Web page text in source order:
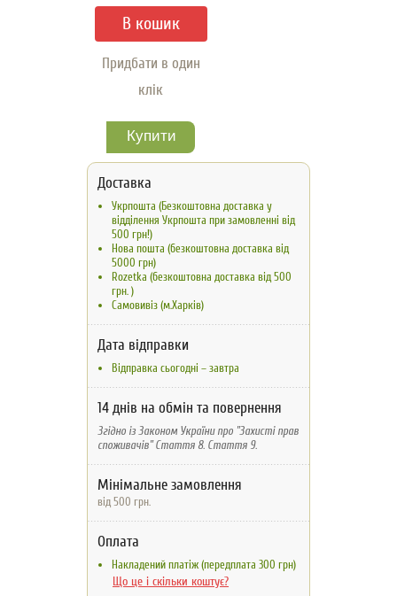
Придбати в один
клік
Доставка
Укрпошта (Безкоштовна доставка у
відділення Укрпошта при замовленні від
500 грн!)
Нова пошта (безкоштовна доставка від
5000 грн)
Rozetka (безкоштовна доставка вiд 500
грн. )
Самовивіз (м.Харків)
Дата відправки
Відправка сьогодні – завтра
14 днів на обмін та повернення
Згідно із Законом України про "Захисті прав
споживачів" Стаття 8. Стаття 9.
Мінімальне замовлення
від 500 грн.
Оплата
Накладений платіж (передплата 300 грн)
Що це і скільки коштує?